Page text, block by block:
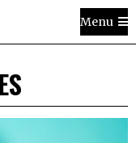
Menu